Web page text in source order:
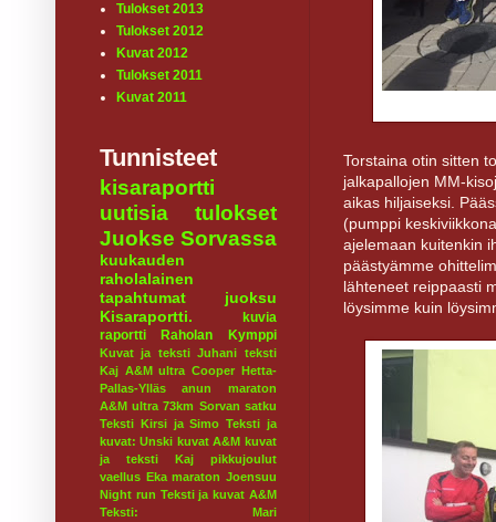
Torstaina otin sitten
jalkapallojen MM-
aikas hiljaiseksi.
(pumppi
ajelemaan kuitenkin
päästyämme
lähteneet reippaasti
löysimme kuin
Tulokset 2013
Tulokset 2012
Kuvat 2012
Tulokset 2011
Kuvat 2011
Tunnisteet
kisaraportti
uutisia
tulokset
Juokse Sorvassa
kuukauden
raholalainen
tapahtumat
juoksu
Kisaraportti.
kuvia
raportti
Raholan Kymppi
Kuvat ja teksti Juhani teksti
Kaj A&M ultra Cooper Hetta-
Pallas-Ylläs
anun maraton
A&M ultra 73km Sorvan satku
Teksti Kirsi ja Simo Teksti ja
kuvat: Unski kuvat A&M kuvat
ja teksti Kaj
pikkujoulut
vaellus Eka maraton Joensuu
Night run Teksti ja kuvat A&M
Teksti: Mari